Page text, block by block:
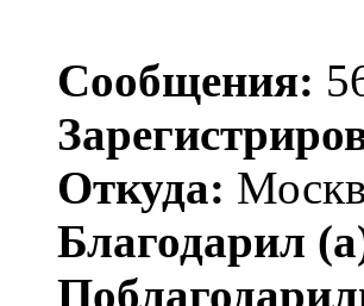
Сообщения:
Откуда:
Благодарил